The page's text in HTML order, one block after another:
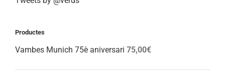
Productes
Vambes Munich 75è aniversari 75,00€